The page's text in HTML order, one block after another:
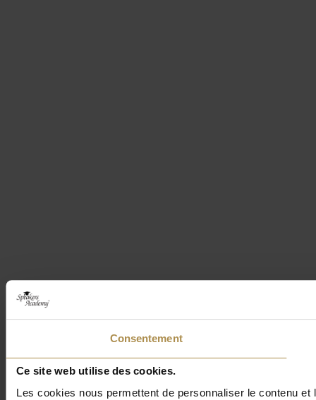
Consentement
Ce site web utilise des cookies.
Les cookies nous permettent de personnaliser le contenu